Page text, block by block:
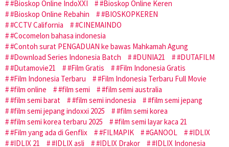
#Bioskop Online IndoXXI
#Bioskop Online Keren
#Bioskop Online Rebahin
#BIOSKOPKEREN
#CCTV California
#CINEMAINDO
#Cocomelon bahasa indonesia
#Contoh surat PENGADUAN ke bawas Mahkamah Agung
#Download Series Indonesia Batch
#DUNIA21
#DUTAFILM
#Dutamovie21
#Film Gratis
#Film Indonesia Gratis
#Film Indonesia Terbaru
#Film Indonesia Terbaru Full Movie
#film online
#film semi
#film semi australia
#film semi barat
#film semi indonesia
#film semi jepang
#film semi jepang indoxxi 2025
#film semi korea
#film semi korea terbaru 2025
#film semi layar kaca 21
#Film yang ada di Genflix
#FILMAPIK #GANOOL
#IDLIX
#IDLIX 21
#IDLIX asli #IDLIX Drakor #IDLIX Indonesia